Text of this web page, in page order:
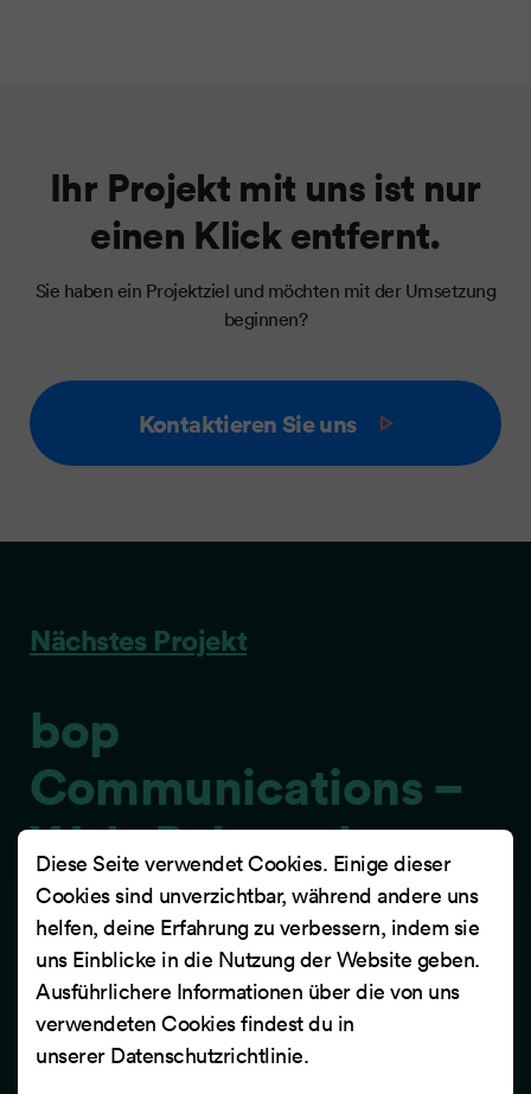
Ihr Projekt mit uns ist nur
einen Klick entfernt.
Sie haben ein Projektziel und möchten mit der Umsetzung
beginnen?
Kontaktieren Sie uns
Nächstes Projekt
bop
Communications –
Web-Relaunch
Netgen Switzerland realisierte für bop
Communications einen überzeugende digitalen
Markenauftritt und stärkt die Position der Agentur
im hart umkämpften Kommunikationsmarkt.
Diese Seite verwendet Cookies. Einige dieser
Cookies sind unverzichtbar, während andere uns
helfen, deine Erfahrung zu verbessern, indem sie
uns Einblicke in die Nutzung der Website geben.
Ausführlichere Informationen über die von uns
verwendeten Cookies findest du in
unserer Datenschutzrichtlinie.